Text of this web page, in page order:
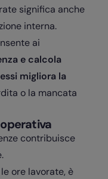
significa anche
interna.
ai
e calcola
migliora la
o la mancata
contribuisce
ore lavorate, è